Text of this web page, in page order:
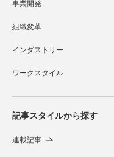
事業開発
組織変革
インダストリー
ワークスタイル
記事スタイルから探す
連載記事